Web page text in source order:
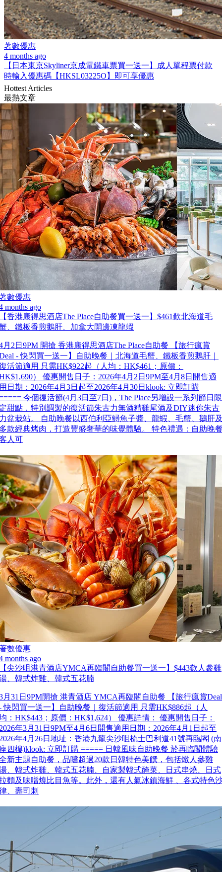
著數優惠
4 months ago
【日本東京Skyliner京成電鐵車票買一送一】成人單程票付款
時輸入優惠碼【HKSL03225O】即可享優惠
Hottest Articles
最熱文章
數優惠
months ago
香港康得思酒店The Place自助餐買一送一】$461歎北海道毛
、鐵板香煎鵝肝、加拿大開邊凍龍蝦
月2日9PM 開搶 香港康得思酒店The Place自助餐 【旅行瘋賞
- 快閃買一送一】自助晚餐｜北海道毛蟹、鐵板香煎鵝肝｜
活節適用 只需HK$922起（人均：HK$461；原價：
） 優惠開售日子：2026年4月2日9PM至4月8日開售適
日期：2026年4月3日起至2026年4月30日klook: 立即訂購
今個復活節(4月3日至7日)，The Place另增設一系列節日限
甜點，特別調製的復活節朱古力無酒精雞尾酒及DIY迷你朱古
盆栽站。 自助晚餐以西伯利亞鱘魚子醬、龍蝦、毛蟹、鵝肝
款經典烤肉，打造豐盛奢華的味覺體驗。 特色禮遇：自助晚
人可
數優惠
months ago
尖沙咀港青酒店YMCA再臨閣自助餐買一送一】$443歎人參雞
、韓式炸雞、韓式五花腩
月31日9PM開搶 港青酒店 YMCA再臨閣自助餐 【旅行瘋賞Deal
快閃買一送一】自助晚餐｜復活節適用 只需HK$886起（人
：HK$443；原價：HK$1,624） 優惠詳情： 優惠開售日子：
年3月31日9PM至4月6日開售適用日期：2026年4月1日起至
年4月26日地址：香港九龍尖沙咀梳士巴利道41號再臨閣 (南
四樓)klook: 立即訂購 ===== 日韓風味自助晚餐 於再臨閣體驗
新主題自助餐，品嚐超過20款日韓特色美饌，包括燉人參雞
、韓式炸雞、韓式五花腩、自家製韓式醃菜、日式串燒、日式
麵及味噌燒比目魚等。此外，還有人氣冰鎮海鮮 、各式特色
、壽司刺